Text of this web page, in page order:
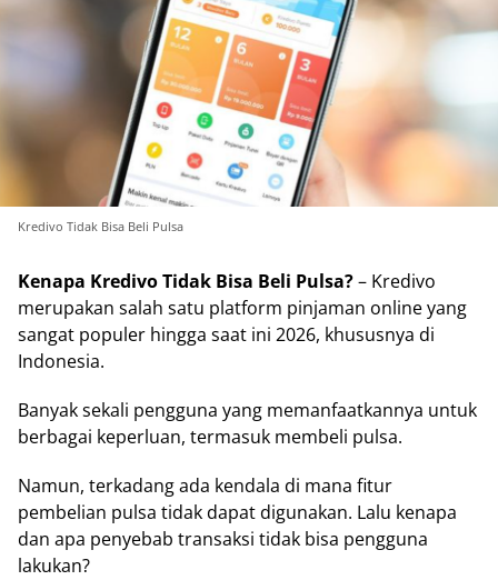
Kredivo Tidak Bisa Beli Pulsa
Kenapa Kredivo Tidak Bisa Beli Pulsa?– Kredivo
merupakan salah satu platform pinjaman online yang
sangat populer hingga saat ini 2026, khususnya di
Indonesia.
Banyak sekali pengguna yang memanfaatkannya untuk
berbagai keperluan, termasuk membeli pulsa.
Namun, terkadang ada kendala di mana fitur
pembelian pulsa tidak dapat digunakan. Lalu kenapa
dan apa penyebab transaksi tidak bisa pengguna
lakukan?